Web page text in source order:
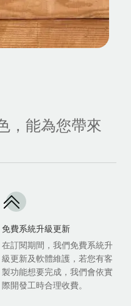
，能為您帶來
免費系統升級更新
在訂閱期間，我們免費系統升
級更新及軟體維護，若您有客
製功能想要完成，我們會依實
際開發工時合理收費。